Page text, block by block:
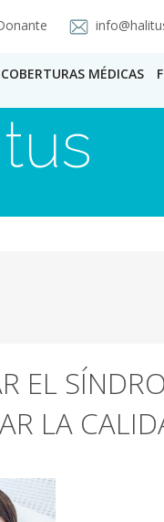
COBERTURAS MÉDICAS
EL
LA